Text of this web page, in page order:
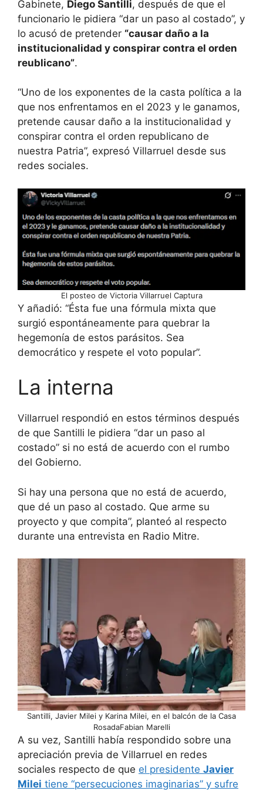
Gabinete, Diego Santilli, después de que el
funcionario le pidiera “dar un paso al costado”, y
lo acusó de pretender “causar daño a la
institucionalidad y conspirar contra el orden
reublicano”.
“Uno de los exponentes de la casta política a la
que nos enfrentamos en el 2023 y le ganamos,
pretende causar daño a la institucionalidad y
conspirar contra el orden republicano de
nuestra Patria”, expresó Villarruel desde sus
redes sociales.
El posteo de Victoria Villarruel Captura
Y añadió: “Ésta fue una fórmula mixta que
surgió espontáneamente para quebrar la
hegemonía de estos parásitos. Sea
democrático y respete el voto popular”.
La interna
Villarruel respondió en estos términos después
de que Santilli le pidiera “dar un paso al
costado” si no está de acuerdo con el rumbo
del Gobierno.
Si hay una persona que no está de acuerdo,
que dé un paso al costado. Que arme su
proyecto y que compita”, planteó al respecto
durante una entrevista en Radio Mitre.
Santilli, Javier Milei y Karina Milei, en el balcón de la Casa
RosadaFabian Marelli
A su vez, Santilli había respondido sobre una
apreciación previa de Villarruel en redes
sociales respecto de que el presidente Javier
Milei tiene “persecuciones imaginarias” y sufre